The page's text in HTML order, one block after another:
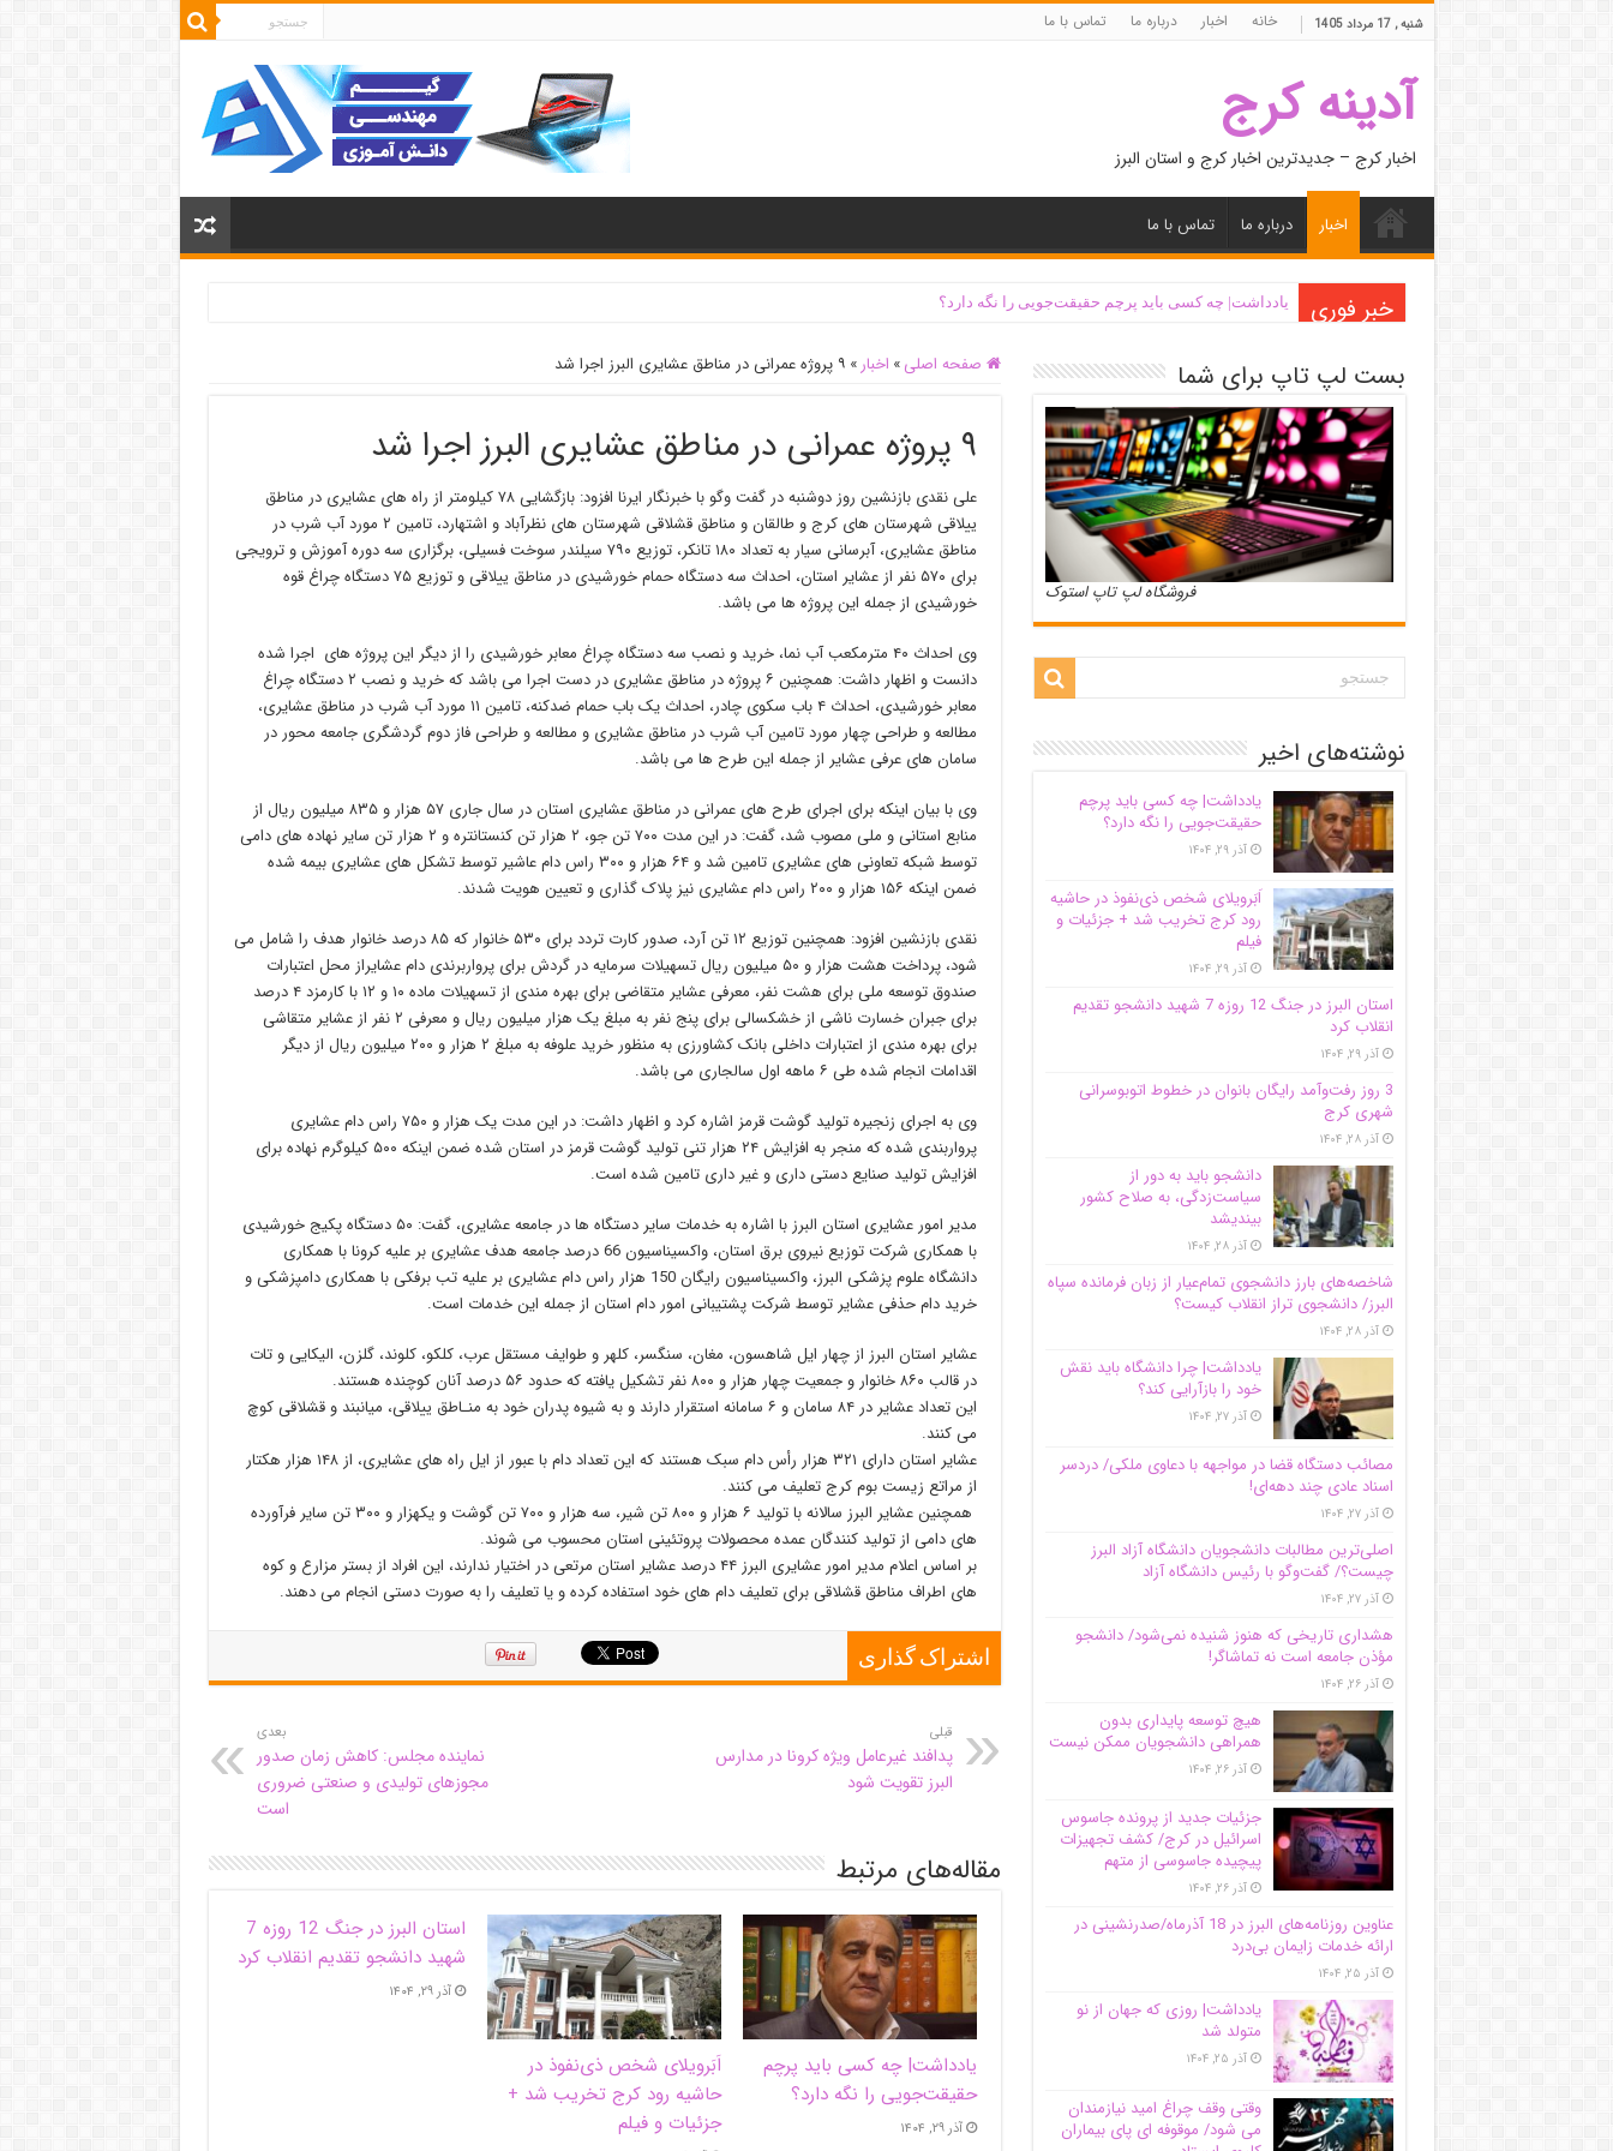
شنبه , 17 مرداد 1405 خانه اخبار درباره ما تماس با ما
آدینه کرج
اخبار کرج – جدیدترین اخبار کرج و استان البرز
اخبار درباره ما تماس با ما
خبر فوری یادداشت| ‌چه کسی باید پرچم حقیقت‌جویی را نگه دارد؟
صفحه اصلی » اخبار » ۹ پروژه عمرانی در مناطق عشایری البرز اجرا شد
۹ پروژه عمرانی در مناطق عشایری البرز اجرا شد
علی نقدی بازنشین روز دوشنبه در گفت وگو با خبرنگار ایرنا افزود: بازگشایی ۷۸ کیلومتر از راه های عشایری در مناطق
ییلاقی شهرستان های کرج و طالقان و مناطق قشلاقی شهرستان های نظرآباد و اشتهارد، تامین ۲ مورد آب شرب در
مناطق عشایری، آبرسانی سیار به تعداد ۱۸۰ تانکر، توزیع ۷۹۰ سیلندر سوخت فسیلی، برگزاری سه دوره آموزش و ترویجی
برای ۵۷۰ نفر از عشایر استان، احداث سه دستگاه حمام خورشیدی در مناطق ییلاقی و توزیع ۷۵ دستگاه چراغ قوه
خورشیدی از جمله این پروژه ها می باشد.
وی احداث ۴۰ مترمکعب آب نما، خرید و نصب سه دستگاه چراغ معابر خورشیدی را از دیگر این پروژه های اجرا شده
دانست و اظهار داشت: همچنین ۶ پروژه در مناطق عشایری در دست اجرا می باشد که خرید و نصب ۲ دستگاه چراغ
معابر خورشیدی، احداث ۴ باب سکوی چادر، احداث یک باب حمام ضدکنه، تامین ۱۱ مورد آب شرب در مناطق عشایری،
مطالعه و طراحی چهار مورد تامین آب شرب در مناطق عشایری و مطالعه و طراحی فاز دوم گردشگری جامعه محور در
سامان های عرفی عشایر از جمله این طرح ها می باشد.
وی با بیان اینکه برای اجرای طرح های عمرانی در مناطق عشایری استان در سال جاری ۵۷ هزار و ۸۳۵ میلیون ریال از
منابع استانی و ملی مصوب شد، گفت: در این مدت ۷۰۰ تن جو، ۲ هزار تن کنستانتره و ۲ هزار تن سایر نهاده های دامی
توسط شبکه تعاونی های عشایری تامین شد و ۶۴ هزار و ۳۰۰ راس دام عاشیر توسط تشکل های عشایری بیمه شده
ضمن اینکه ۱۵۶ هزار و ۲۰۰ راس دام عشایری نیز پلاک گذاری و تعیین هویت شدند.
نقدی بازنشین افزود: همچنین توزیع ۱۲ تن آرد، صدور کارت تردد برای ۵۳۰ خانوار که ۸۵ درصد خانوار هدف را شامل می
شود، پرداخت هشت هزار و ۵۰ میلیون ریال تسهیلات سرمایه در گردش برای پرواربرندی دام عشایراز محل اعتبارات
صندوق توسعه ملی برای هشت نفر، معرفی عشایر متقاضی برای بهره مندی از تسهیلات ماده ۱۰ و ۱۲ با کارمزد ۴ درصد
برای جبران خسارت ناشی از خشکسالی برای پنج نفر به مبلغ یک هزار میلیون ریال و معرفی ۲ نفر از عشایر متقاشی
برای بهره مندی از اعتبارات داخلی بانک کشاورزی به منظور خرید علوفه به مبلغ ۲ هزار و ۲۰۰ میلیون ریال از دیگر
اقدامات انجام شده طی ۶ ماهه اول سالجاری می باشد.
وی به اجرای زنجیره تولید گوشت قرمز اشاره کرد و اظهار داشت: در این مدت یک هزار و ۷۵۰ راس دام عشایری
پرواربندی شده که منجر به افزایش ۲۴ هزار تنی تولید گوشت قرمز در استان شده ضمن اینکه ۵۰۰ کیلوگرم نهاده برای
افزایش تولید صنایع دستی داری و غیر داری تامین شده است.
مدیر امور عشایری استان البرز با اشاره به خدمات سایر دستگاه ها در جامعه عشایری، گفت: ۵۰ دستگاه پکیج خورشیدی
با همکاری شرکت توزیع نیروی برق استان، واکسیناسیون 66 درصد جامعه هدف عشایری بر علیه کرونا با همکاری
دانشگاه علوم پزشکی البرز، واکسیناسیون رایگان 150 هزار راس دام عشایری بر علیه تب برفکی با همکاری دامپزشکی و
خرید دام حذفی عشایر توسط شرکت پشتیبانی امور دام استان از جمله این خدمات است.
عشایر استان البرز از چهار ایل شاهسون، مغان، سنگسر، کلهر و طوایف مستقل عرب، کلکو، کلوند، گلزن، الیکایی و تات
در قالب ۸۶۰ خانوار و جمعیت چهار هزار و ۸۰۰ نفر تشکیل یافته که حدود ۵۶ درصد آنان کوچنده هستند.
این تعداد عشایر در ۸۴ سامان و ۶ سامانه استقرار دارند و به شیوه پدران خود به منـاطق ییلاقی، میانبند و قشلاقی کوچ
می کنند.
عشایر استان دارای ۳۲۱ هزار رأس دام سبک هستند که این تعداد دام با عبور از ایل راه های عشایری، از ۱۴۸ هزار هکتار
از مراتع زیست بوم کرج تعلیف می کنند.
همچنین عشایر البرز سالانه با تولید ۶ هزار و ۸۰۰ تن شیر، سه هزار و ۷۰۰ تن گوشت و یکهزار و ۳۰۰ تن سایر فرآورده
های دامی از تولید کنندگان عمده محصولات پروتئینی استان محسوب می شوند.
بر اساس اعلام مدیر امور عشایری البرز ۴۴ درصد عشایر استان مرتعی در اختیار ندارند، این افراد از بستر مزارع و کوه
های اطراف مناطق قشلاقی برای تعلیف دام های خود استفاده کرده و یا تعلیف را به صورت دستی انجام می دهند.
اشتراک گذاری
قبلی
پدافند غیرعامل ویژه کرونا در مدارس
البرز تقویت شود
بعدی
نماینده مجلس: کاهش زمان صدور
مجوزهای تولیدی و صنعتی ضروری
است
مقاله‌های مرتبط
یادداشت| ‌چه کسی باید پرچم
حقیقت‌جویی را نگه دارد؟
آذر ۲۹, ۱۴۰۴
اَبَر‌ویلای شخص ذی‌نفوذ در
حاشیه‌ رود کرج تخریب شد +
جزئیات و فیلم
استان البرز در جنگ 12 روزه 7
شهید دانشجو تقدیم انقلاب کرد
آذر ۲۹, ۱۴۰۴
بست لپ تاپ برای شما
فروشگاه لپ تاپ استوک
نوشته‌های اخیر
یادداشت| ‌چه کسی باید پرچم
حقیقت‌جویی را نگه دارد؟
آذر ۲۹, ۱۴۰۴
اَبَر‌ویلای شخص ذی‌نفوذ در حاشیه‌
رود کرج تخریب شد + جزئیات و
فیلم
آذر ۲۹, ۱۴۰۴
استان البرز در جنگ 12 روزه 7 شهید دانشجو تقدیم
انقلاب کرد
آذر ۲۹, ۱۴۰۴
3 روز رفت‌وآمد رایگان بانوان در خطوط اتوبوسرانی
شهری کرج
آذر ۲۸, ۱۴۰۴
دانشجو باید به دور از
سیاست‌زدگی، به صلاح کشور
بیندیشد
آذر ۲۸, ۱۴۰۴
شاخصه‌های بارز دانشجوی تمام‌عیار از زبان فرمانده سپاه
البرز/ دانشجوی تراز انقلاب کیست؟
آذر ۲۸, ۱۴۰۴
یادداشت| چرا دانشگاه باید نقش
خود را بازآرایی کند؟
آذر ۲۷, ۱۴۰۴
مصائب دستگاه قضا در مواجهه با دعاوی ملکی/ دردسر
اسناد عادی چند‌ دهه‌ای!
آذر ۲۷, ۱۴۰۴
اصلی‌ترین مطالبات دانشجویان دانشگاه آزاد البرز
چیست؟/ گفت‌وگو با رئیس دانشگاه آز‌اد
آذر ۲۷, ۱۴۰۴
هشداری تاریخی که هنوز شنیده نمی‌شود/ دانشجو
مؤذن جامعه است نه تماشاگر!
آذر ۲۶, ۱۴۰۴
هیچ توسعه پایداری بدون
همراهی دانشجویان ممکن نیست
آذر ۲۶, ۱۴۰۴
جزئیات جدید از پرونده جاسوس
اسرائیل در کرج/‌ کشف تجهیزات
پیچیده جاسوسی از متهم
آذر ۲۶, ۱۴۰۴
عناوین روزنامه‌های البرز در ‌18 آذرماه/صدرنشینی در
ارائه خدمات زایمان بی‌درد
آذر ۲۵, ۱۴۰۴
یادداشت| روزی که جهان از نو
متولد شد
آذر ۲۵, ۱۴۰۴
وقتی وقف چراغ امید نیازمندان
می شود/ موقوفه ای پای بیماران